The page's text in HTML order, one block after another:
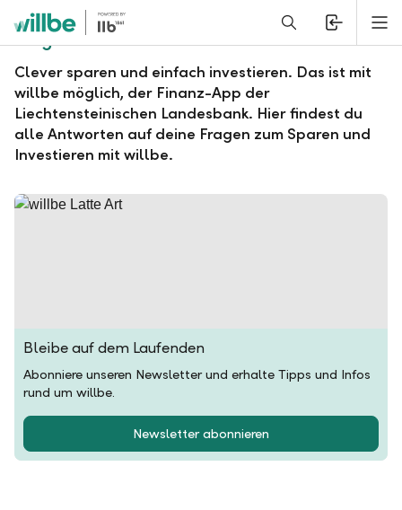
Alerts.Headline
Fragen und Antworten zu willbe
Clever sparen und einfach investieren. Das ist mit
willbe möglich, der Finanz-App der
Liechtensteinischen Landesbank. Hier findest du
alle Antworten auf deine Fragen zum Sparen und
Investieren mit willbe.
Bleibe auf dem Laufenden
Abonniere unseren Newsletter und erhalte Tipps und Infos
rund um willbe.
Newsletter abonnieren